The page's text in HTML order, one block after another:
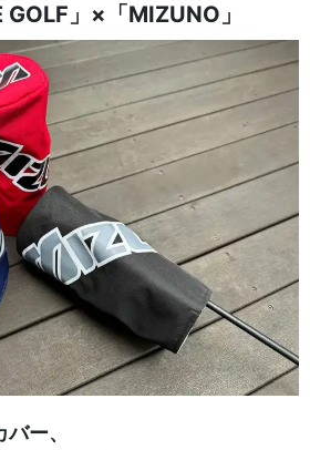
GOLF」×「MIZUNO」
ー、
ル提案・お得情報（ダイレクトメール）
のお知らせ（買い忘れ通知）
知らせを受け取る
内のリンクから配信停止できます